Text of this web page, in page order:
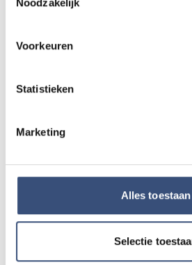
Noodzakelijk
Voorkeuren
Statistieken
Marketing
Alles toestaan
Selectie
Heb je nieuws voor ons? Of het nu
of als je politie of andere
het ons weten!
Foutje gezien of twijfel over
Zie je een fout in dit artikel, werkt iets
advertentie tegen die niet klopt? Laat
redactie@omroeparchipel.nl. We